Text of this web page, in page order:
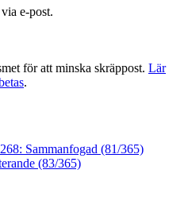
e-post.
för att minska skräppost. Lär
.
268: Sammanfogad (81/365)
(83/365)